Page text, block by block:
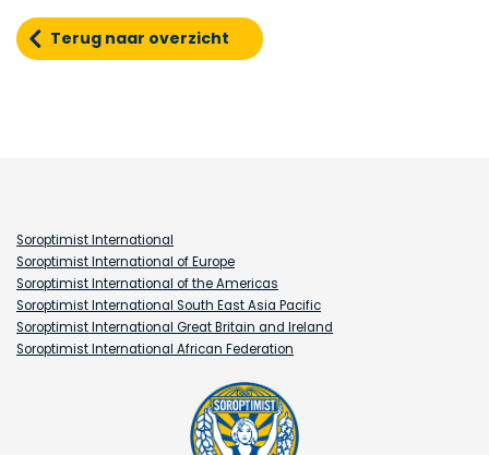
Terug naar overzicht
Soroptimist International
Soroptimist International of Europe
Soroptimist International of the Americas
Soroptimist International South East Asia Pacific
Soroptimist International Great Britain and Ireland
Soroptimist International African Federation